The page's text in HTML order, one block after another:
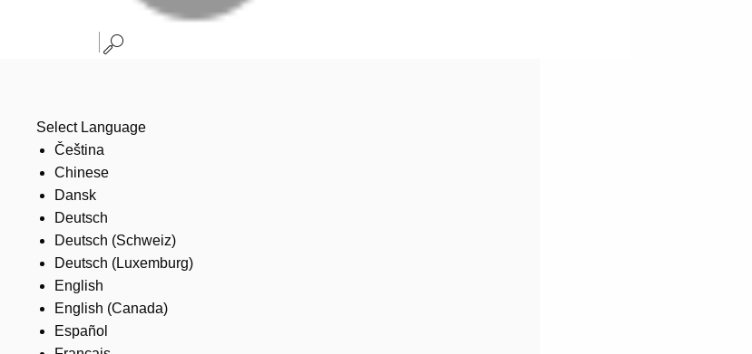
Select Language
Čeština
Chinese
Dansk
Deutsch
Deutsch (Schweiz)
Deutsch (Luxemburg)
English
English (Canada)
Español